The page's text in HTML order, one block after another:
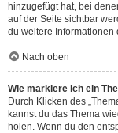
hinzugefügt hat, bei
auf der Seite sichtbar
du weitere Informationen
Nach oben
Wie markiere ich ein
Durch Klicken des
kannst du das Thema
holen. Wenn du den